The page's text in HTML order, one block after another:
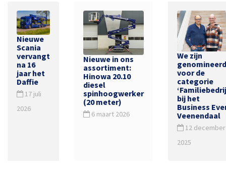
Nieuwe
Scania
vervangt
na 16
jaar het
Daffie
17 juli
2026
Nieuwe in ons
assortiment:
Hinowa 20.10
diesel
spinhoogwerker
(20 meter)
6 maart 2026
We zijn
genomineerd
voor de
categorie
bij het
Business
Veenendaal
12 december
2025